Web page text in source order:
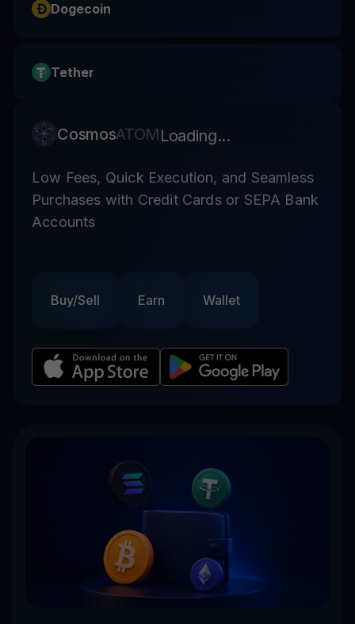
Dogecoin
Tether
CosmosATOMLoading...
Low Fees, Quick Execution, and Seamless
Purchases with Credit Cards or SEPA Bank
Accounts
Buy/Sell Earn Wallet